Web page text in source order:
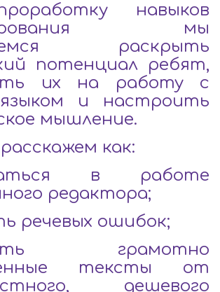
навыков
мы
раскрыть
потенциал ребят,
их на работу с
и настроить
мышление.
как:
в работе
редактора;
речевых ошибок;
грамотно
тексты от
дешевого